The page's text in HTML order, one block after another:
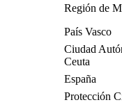
Región de
País Vasco
Ciudad
Ceuta
España
Protección